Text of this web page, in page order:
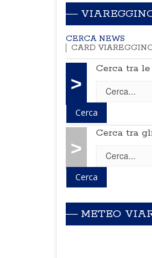
CERCA NEWS
CARD
>
Cerca tra
>
Cerca tra
METEO